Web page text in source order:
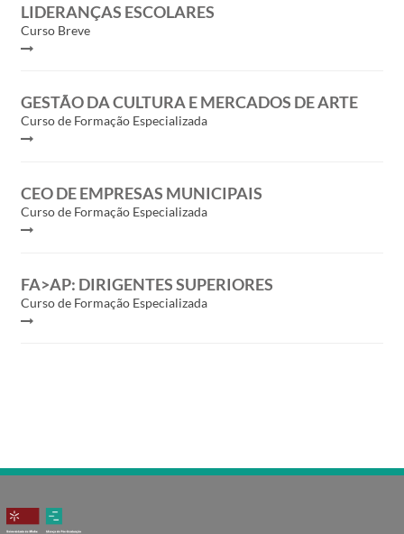
LIDERANÇAS ESCOLARES
Curso Breve
GESTÃO DA CULTURA E MERCADOS DE ARTE
Curso de Formação Especializada
CEO DE EMPRESAS MUNICIPAIS
Curso de Formação Especializada
FA>AP: DIRIGENTES SUPERIORES
Curso de Formação Especializada